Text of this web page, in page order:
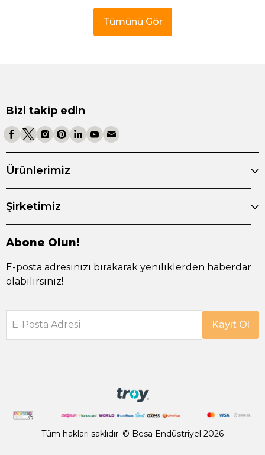
Tümünü Gör
Bizi takip edin
Ürünlerimiz
Şirketimiz
Abone Olun!
E-posta adresinizi bırakarak yeniliklerden haberdar
olabilirsiniz!
E-Posta Adresi Kayıt Ol
Tüm hakları saklıdır. © Besa Endüstriyel 2026